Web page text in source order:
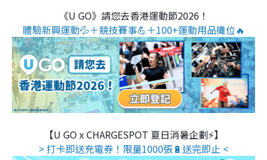
《U GO》請您去香港運動節2026！
體驗新興運動💦＋競技賽事💪＋100+運動用品攤位🔥
【U GO x CHARGESPOT 夏日消暑企劃⚡】
> 打卡即送充電券！限量1000張🔋送完即止 <